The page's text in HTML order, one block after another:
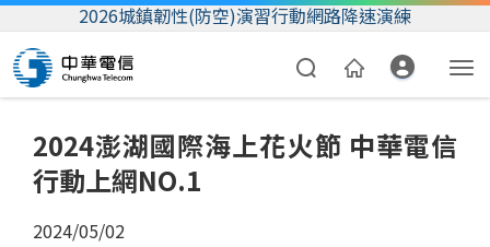
2026城鎮韌性(防空)演習行動網路降速演練
2024澎湖國際海上花火節 中華電信
行動上網NO.1
2024/05/02